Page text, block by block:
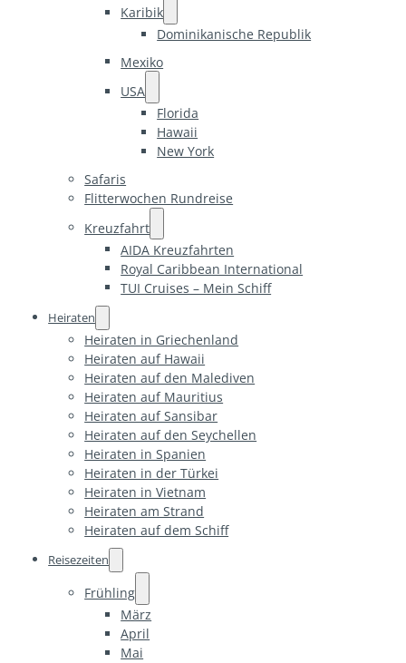
Karibik
Dominikanische Republik
Mexiko
USA
Florida
Hawaii
New York
Safaris
Flitterwochen Rundreise
Kreuzfahrt
AIDA Kreuzfahrten
Royal Caribbean International
TUI Cruises – Mein Schiff
Heiraten
Heiraten in Griechenland
Heiraten auf Hawaii
Heiraten auf den Malediven
Heiraten auf Mauritius
Heiraten auf Sansibar
Heiraten auf den Seychellen
Heiraten in Spanien
Heiraten in der Türkei
Heiraten in Vietnam
Heiraten am Strand
Heiraten auf dem Schiff
Reisezeiten
Frühling
März
April
Mai